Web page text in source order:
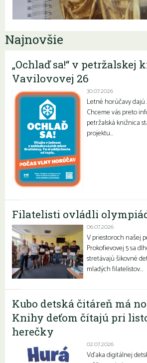
Najnovšie
„Ochlaď sa!“ v petržalskej
Vavilovovej 26
30.07.2026
Letné horúčavy
Chceme vás preto
petržalská knižnica
projektu…
Filatelisti ovládli
06.07.2026
V priestoroch našej
Prokofievovej 5 sa
stretávajú šikovné
mladých filatelistov…
Kubo detská čitáreň má
Knihy deťom čítajú pri
herečky
02.07.2026
Vďaka digitálnej